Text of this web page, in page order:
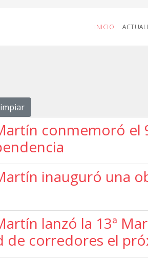
INICIO
conmemoró
inauguró una
lanzó la 13ª
de corredores el